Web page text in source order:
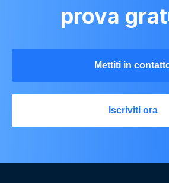
prova
Mettiti in
Iscriviti ora